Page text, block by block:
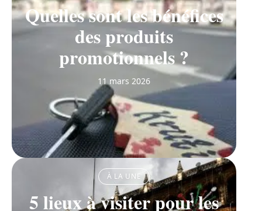
Quelles sont les bénéfices
des produits
promotionnels ?
11 mars 2026
À LA UNE
5 lieux à visiter pour les